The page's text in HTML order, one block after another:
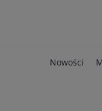
Nowości